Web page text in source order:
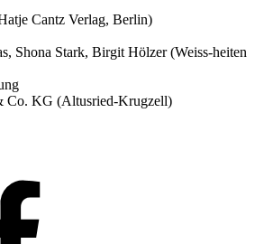
Cantz Verlag, Berlin)
Shona Stark, Birgit Hölzer (Weiss-heiten
Co. KG (Altusried-Krugzell)